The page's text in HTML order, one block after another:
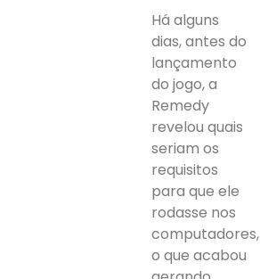
Há alguns
dias, antes do
lançamento
do jogo, a
Remedy
revelou quais
seriam os
requisitos
para que ele
rodasse nos
computadores,
o que acabou